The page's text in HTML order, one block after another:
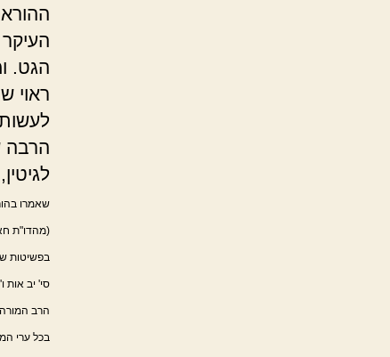
הגט.
ראוי
הרבה
שאמרו
(מהדו"ת
בפשיטות
סי' יב אות
הרב
בכל ערי